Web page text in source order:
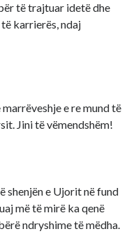
të trajtuar idetë dhe
karrierës, ndaj
e re mund të
Jini të vëmendshëm!
shenjën e Ujorit në fund
më të mirë ka qenë
ndryshime të mëdha.